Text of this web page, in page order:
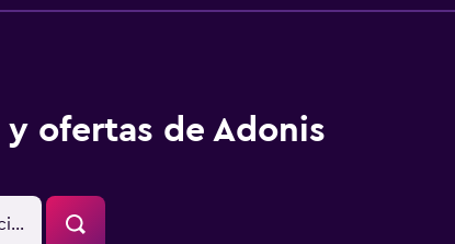
ofertas de Adonis